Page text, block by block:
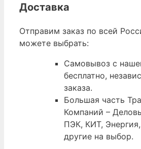
Доставка
Отправим заказ по всей
можете выбрать:
Самовывоз с
бесплатно,
заказа.
Большая часть
Компаний –
ПЭК, КИТ,
другие на выбор.